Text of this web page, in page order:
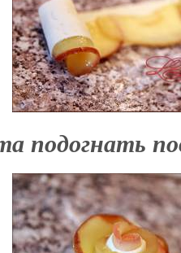
подогнать